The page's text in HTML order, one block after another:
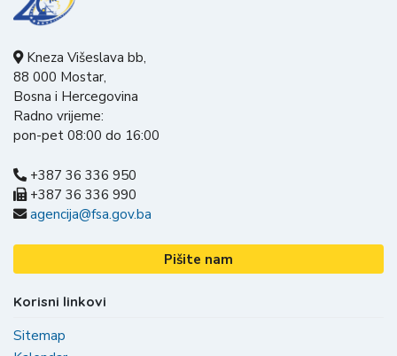
Kneza Višeslava bb,
88 000 Mostar,
Bosna i Hercegovina
Radno vrijeme:
pon-pet 08:00 do 16:00
+387 36 336 950
+387 36 336 990
agencija@fsa.gov.ba
Pišite nam
Korisni linkovi
Sitemap